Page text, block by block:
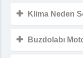
Klima Neden
Buzdolabı